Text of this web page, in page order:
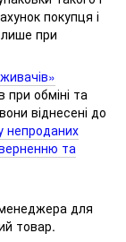
покупця і
при
обміні та
віднесені до
непроданих
та
для
товар.